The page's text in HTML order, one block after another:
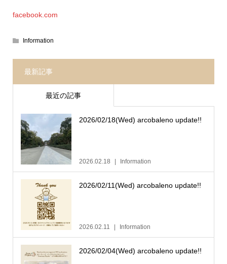
facebook.com
Information
最新記事
最近の記事
2026/02/18(Wed) arcobaleno update!!
2026.02.18 Information
2026/02/11(Wed) arcobaleno update!!
2026.02.11 Information
2026/02/04(Wed) arcobaleno update!!